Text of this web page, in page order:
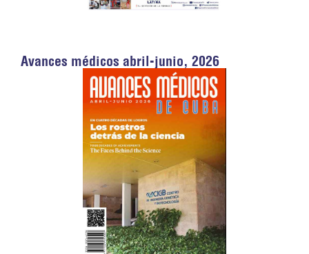
Avances médicos abril-junio, 2026